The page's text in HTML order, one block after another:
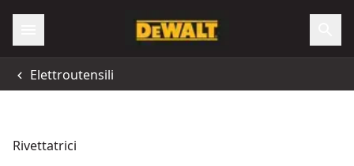
Elettroutensili
Rivettatrici